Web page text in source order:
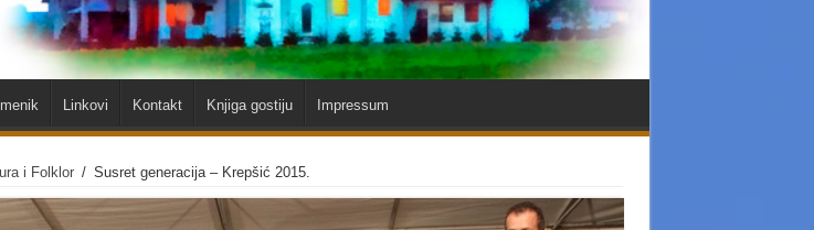
Linkovi Kontakt Knjiga gostiju Impressum
i Folklor / Susret generacija – Krepšić 2015.